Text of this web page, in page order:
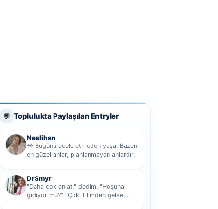
💬 Toplulukta Paylaşılan Entryler
Neslihan
☀️ Bugünü acele etmeden yaşa. Bazen
en güzel anlar, planlanmayan anlardır.
DrSmyr
"Daha çok anlat," dedim. "Hoşuna
gidiyor mu?" "Çok. Elimden gelse,